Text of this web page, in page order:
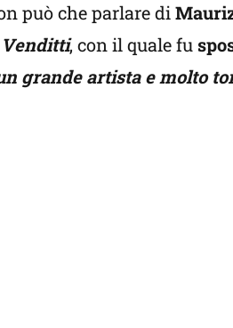
può che parlare di
, con il quale fu
grande artista e molto